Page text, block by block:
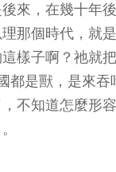
來，在幾十年
那個時代，就
樣子啊？祂就
都是獸，是來吞
不知道怎麼形